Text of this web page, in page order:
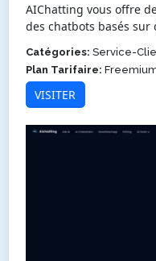
AIChatting vous offre
des chatbots basés sur
Catégories: Service-
Plan Tarifaire:
VISITER